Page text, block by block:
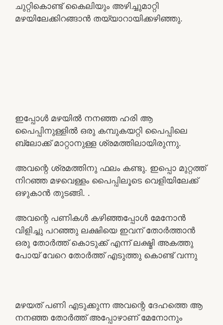
ചുറ്റികൊണ്ട് കൈലിയും അഴിച്ചുമാറ്റി
മഴയിലേക്കിറങ്ങാൻ തയ്യാറായിക്കഴിഞ്ഞു.
ഇപ്പോൾ മഴയിൽ നനഞ്ഞ ഹരി ആ
പൈപ്പിനുള്ളിൽ ഒരു കമ്പുകയറ്റി പൈപ്പിലെ
ബ്ലോക്ക് മാറ്റാനുള്ള ശ്രമത്തിലായിരുന്നു.
അവന്റെ ശ്രമത്തിനു ഫലം കണ്ടു. ഇപ്പൊ മുറ്റത്ത്‌
നിറഞ്ഞ മഴവെള്ളം പൈപ്പിലൂടെ വെളിയിലേക്ക്
ഒഴുകാൻ തുടങ്ങി. .
അവന്റെ പണികൾ കഴിഞ്ഞപ്പോൾ മേനോൻ
വിളിച്ചു പറഞ്ഞു ലക്ഷിയെ ഇവന് തോർത്താൻ
ഒരു തോർത്ത് കൊടുക്ക് എന്ന് ലക്ഷ്മി അകത്തു
പോയ് വേറെ തോർത്ത് എടുത്തു കൊണ്ട് വന്നു
മഴയത് പണി എടുക്കുന്ന അവന്റെ ദേഹത്തെ ആ
നനഞ്ഞ തോർത്ത്‌ അപ്പോഴാണ് മേനോനും